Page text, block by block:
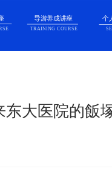
导游养成讲座 个
TRAINING COURSE
大医院的飯